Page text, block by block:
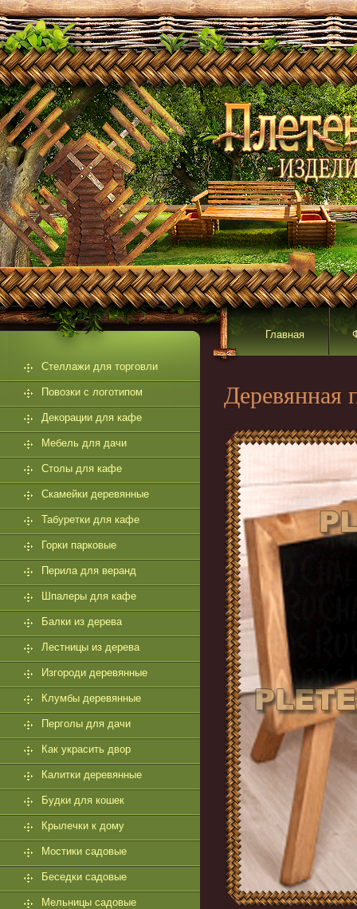
Стеллажи для торговли
Повозки с логотипом
Декорации для кафе
Мебель для дачи
Столы для кафе
Скамейки деревянные
Табуретки для кафе
Горки парковые
Перила для веранд
Шпалеры для кафе
Балки из дерева
Лестницы из дерева
Изгороди деревянные
Клумбы деревянные
Перголы для дачи
Как украсить двор
Калитки деревянные
Будки для кошек
Крылечки к дому
Мостики садовые
Беседки садовые
Мельницы садовые
Главная
Деревянная